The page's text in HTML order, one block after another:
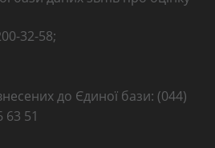
32-58;
до Єдиної бази: (044)
63 51